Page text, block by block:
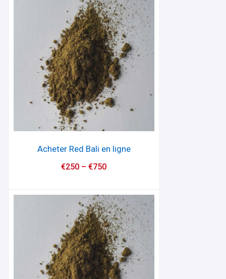
Acheter Red Bali en ligne
€250 –€750